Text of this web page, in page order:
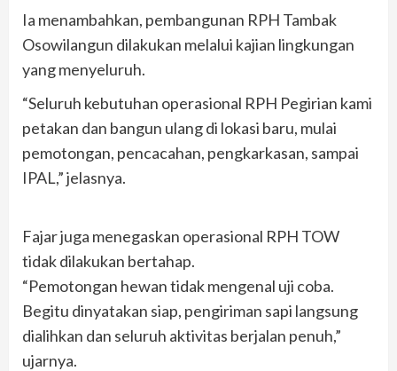
Ia menambahkan, pembangunan RPH Tambak
Osowilangun dilakukan melalui kajian lingkungan
yang menyeluruh.
“Seluruh kebutuhan operasional RPH Pegirian kami
petakan dan bangun ulang di lokasi baru, mulai
pemotongan, pencacahan, pengkarkasan, sampai
IPAL,” jelasnya.
Fajar juga menegaskan operasional RPH TOW
tidak dilakukan bertahap.
“Pemotongan hewan tidak mengenal uji coba.
Begitu dinyatakan siap, pengiriman sapi langsung
dialihkan dan seluruh aktivitas berjalan penuh,”
ujarnya.